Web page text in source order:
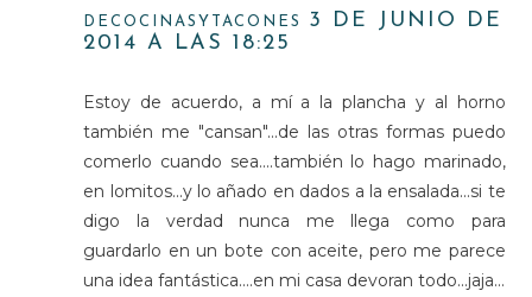
DECOCINASYTACONES
3 DE JUNIO DE
2014 A LAS 18:25
Estoy de acuerdo, a mí a la plancha y al horno
también me "cansan"...de las otras formas puedo
comerlo cuando sea....también lo hago marinado,
en lomitos...y lo añado en dados a la ensalada...si te
digo la verdad nunca me llega como para
guardarlo en un bote con aceite, pero me parece
una idea fantástica....en mi casa devoran todo...jaja...